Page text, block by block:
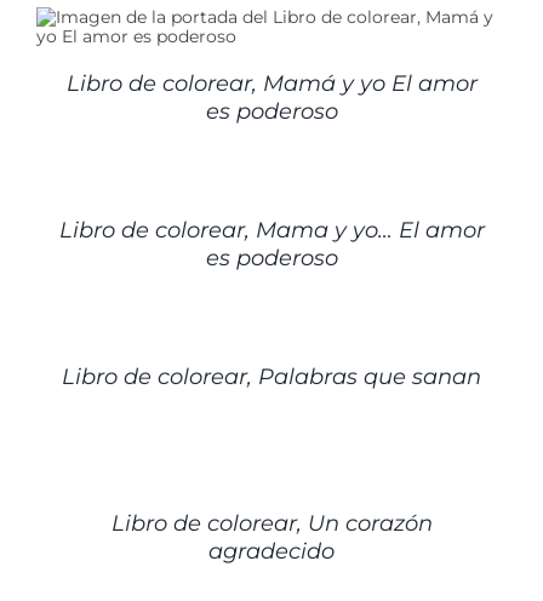
Libro de colorear, Mamá y yo El amor
es poderoso
Libro de colorear, Mama y yo… El amor
es poderoso
Libro de colorear, Palabras que sanan
Libro de colorear, Un corazón
agradecido